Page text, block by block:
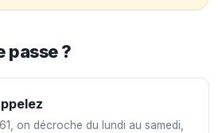
passe ?
on décroche du lundi au samedi,